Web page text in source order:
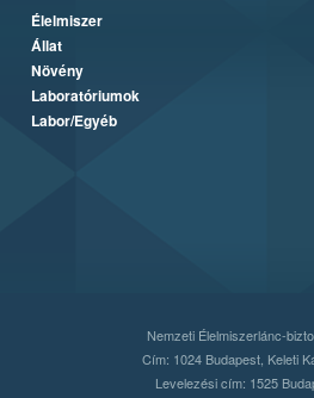
Élelmiszer
Állat
Növény
Laboratóriumok
Labor/Egyéb
Nemzeti Élelmiszerlánc-
Cím: 1024 Budapest, Keleti
Levelezési cím: 1525